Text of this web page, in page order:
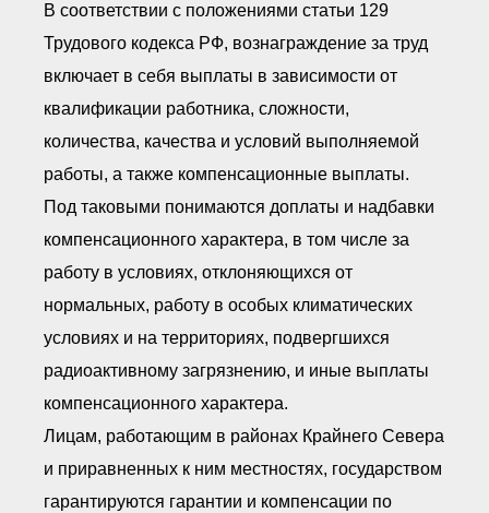
В соответствии с положениями статьи 129
Трудового кодекса РФ, вознаграждение за труд
включает в себя выплаты в зависимости от
квалификации работника, сложности,
количества, качества и условий выполняемой
работы, а также компенсационные выплаты.
Под таковыми понимаются доплаты и надбавки
компенсационного характера, в том числе за
работу в условиях, отклоняющихся от
нормальных, работу в особых климатических
условиях и на территориях, подвергшихся
радиоактивному загрязнению, и иные выплаты
компенсационного характера.
Лицам, работающим в районах Крайнего Севера
и приравненных к ним местностях, государством
гарантируются гарантии и компенсации по